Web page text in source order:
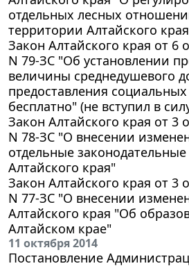
отдельных лесных
территории Алтайского
Закон Алтайского края от 6
N 79-ЗС "Об установлении
величины среднедушевого
предоставления социальных
бесплатно" (не вступил в
Закон Алтайского края от 3
N 78-ЗС "О внесении
отдельные
Алтайского края"
Закон Алтайского края от 3
N 77-ЗС "О внесении
Алтайского края "Об
Алтайском крае"
11 октября 2014
Постановление